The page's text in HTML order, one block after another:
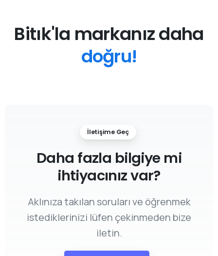
Bitık'la markanız daha
doğru!
İletişime Geç
Daha fazla bilgiye mi
ihtiyacınız var?
Aklınıza takılan soruları ve öğrenmek
istediklerinizi lüfen çekinmeden bize
iletin.